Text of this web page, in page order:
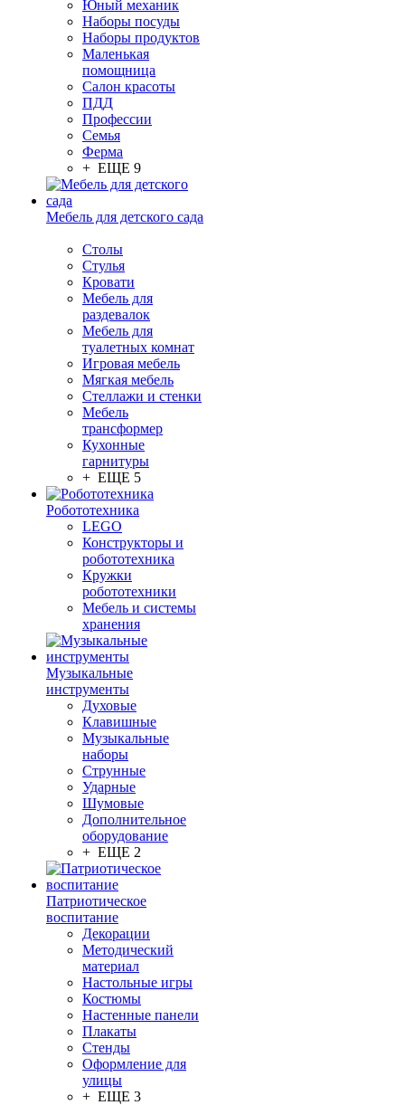
Юный механик
Наборы посуды
Наборы продуктов
Маленькая
помощница
Салон красоты
ПДД
Профессии
Семья
Ферма
+ ЕЩЕ 9
Мебель для детского сада
Столы
Cтулья
Кровати
Мебель для
раздевалок
Мебель для
туалетных комнат
Игровая мебель
Мягкая мебель
Стеллажи и стенки
Мебель
трансформер
Кухонные
гарнитуры
+ ЕЩЕ 5
Робототехника
LEGO
Конструкторы и
робототехника
Кружки
робототехники
Мебель и системы
хранения
Музыкальные
инструменты
Духовые
Клавишные
Музыкальные
наборы
Струнные
Ударные
Шумовые
Дополнительное
оборудование
+ ЕЩЕ 2
Патриотическое
воспитание
Декорации
Методический
материал
Настольные игры
Костюмы
Настенные панели
Плакаты
Стенды
Оформление для
улицы
+ ЕЩЕ 3